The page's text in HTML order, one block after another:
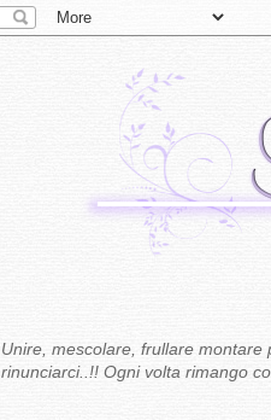
Unire, mescolare, frullare
rinunciarci..!! Ogni volta rimango